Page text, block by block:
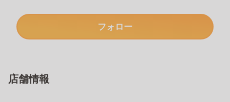
フォロー
店舗情報